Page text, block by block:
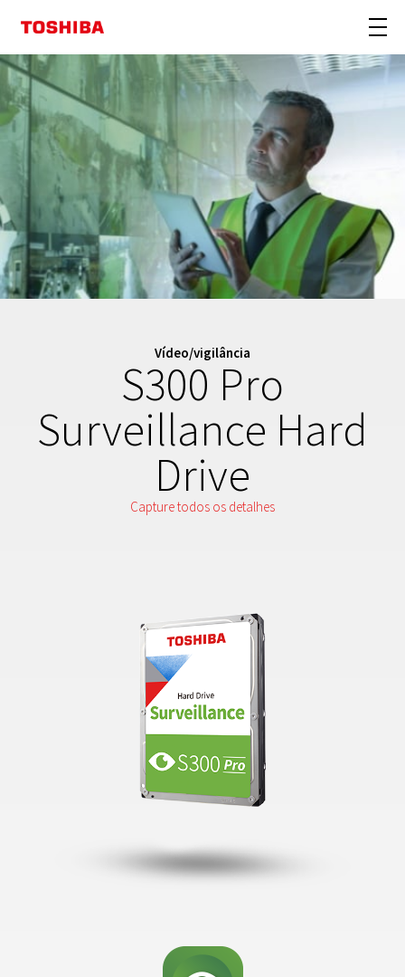
Vídeo/vigilância
S300 Pro
Surveillance Hard
Drive
Capture todos os detalhes